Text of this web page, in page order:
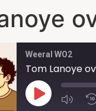
Weeral WO2
Tom Lanoye